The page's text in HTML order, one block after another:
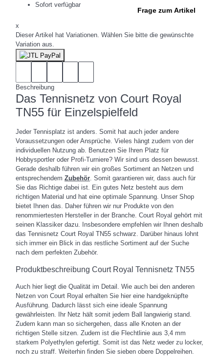
Sofort verfügbar
Frage zum Artikel
x
Dieser Artikel hat Variationen. Wählen Sie bitte die gewünschte
Variation aus.
Beschreibung
Das Tennisnetz von Court Royal
TN55 für Einzelspielfeld
Jeder Tennisplatz ist anders. Somit hat auch jeder andere
Voraussetzungen oder Ansprüche. Vieles hängt zudem von der
individuellen Nutzung ab. Benutzen Sie Ihren Platz für
Hobbysportler oder Profi-Turniere? Wir sind uns dessen bewusst.
Gerade deshalb führen wir ein großes Sortiment an Netzen und
entsprechendem Zubehör . Somit garantieren wir, dass auch für
Sie das Richtige dabei ist. Ein gutes Netz besteht aus dem
richtigen Material und hat eine optimale Spannung. Unser Shop
bietet Ihnen das. Daher führen wir nur Produkte von den
renommiertesten Hersteller in der Branche. Court Royal gehört mit
seinen Klassiker dazu. Insbesondere empfehlen wir Ihnen deshalb
das Tennisnetz Court Royal TN55 schwarz. Darüber hinaus lohnt
sich immer ein Blick in das restliche Sortiment auf der Suche
nach dem perfekten Zubehör.
Produktbeschreibung Court Royal Tennisnetz TN55
Auch hier liegt die Qualität im Detail. Wie auch bei den anderen
Netzen von Court Royal erhalten Sie hier eine handgeknüpfte
Ausführung. Dadurch lässt sich eine ideale Spannung
gewährleisten. Ihr Netz hält somit jedem Ball langwierig stand.
Zudem kann man so sichergehen, dass alle Knoten an der
richtigen Stelle sitzen. Zudem ist die Flechtlinie aus 3,4 mm
starkem Polyethylen gefertigt. Somit ist das Netz weder zu locker,
noch zu straff. Weiterhin finden Sie sieben obere Doppelreihen.